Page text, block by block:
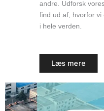
andre. Udforsk
find ud af, hvorfor
i hele verden.
Læs mere